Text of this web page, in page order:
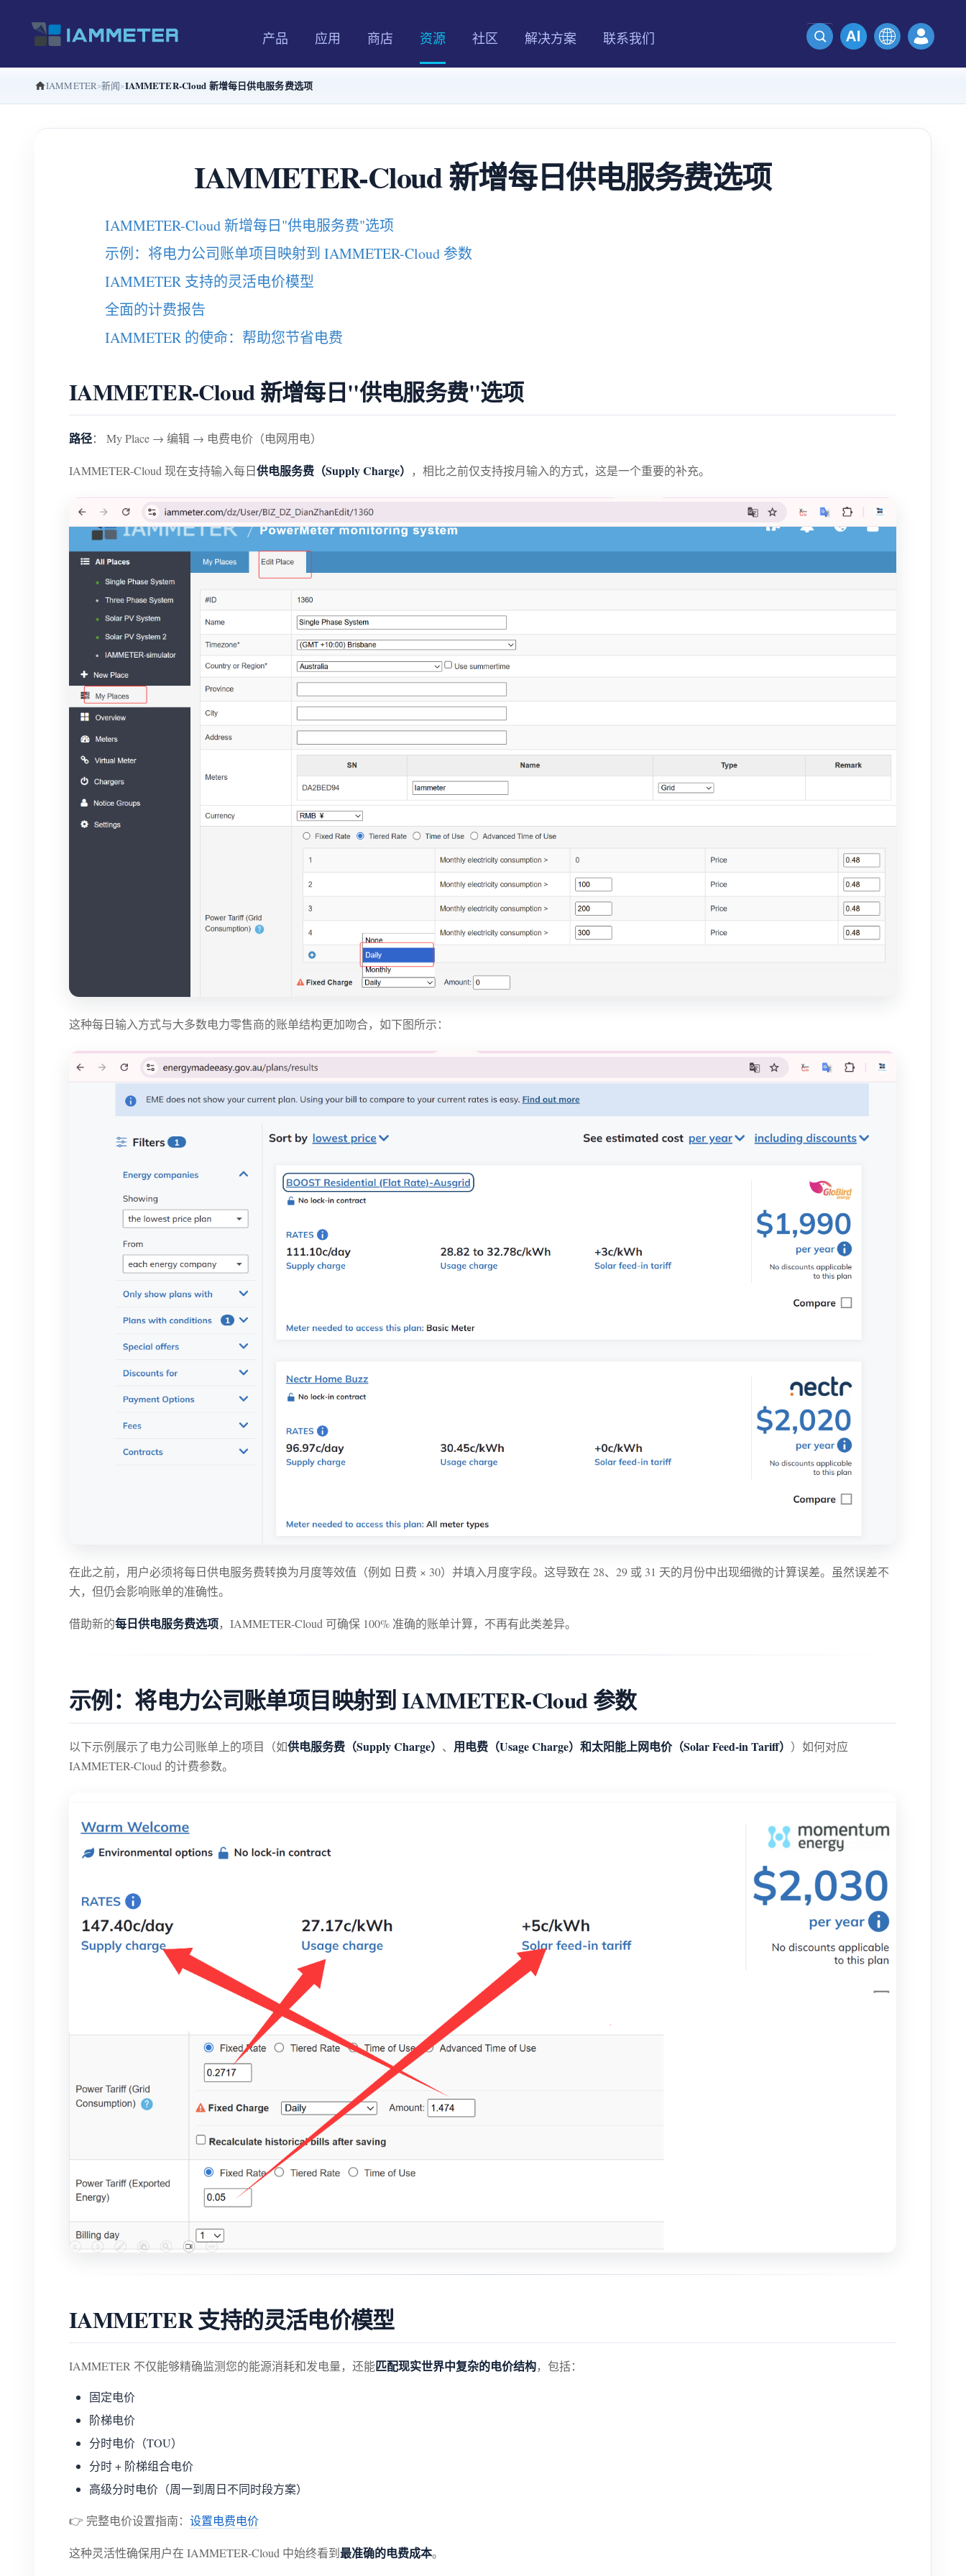
产品 应用 商店 资源 社区 解决方案 联系我们
IAMMETER 新闻 IAMMETER-Cloud 新增每日供电服务费选项
IAMMETER-Cloud 新增每日供电服务费选项
IAMMETER-Cloud 新增每日"供电服务费"选项
示例：将电力公司账单项目映射到 IAMMETER-Cloud 参数
IAMMETER 支持的灵活电价模型
全面的计费报告
IAMMETER 的使命：帮助您节省电费
IAMMETER-Cloud 新增每日"供电服务费"选项
路径： My Place → 编辑 → 电费电价（电网用电）
IAMMETER-Cloud 现在支持输入每日供电服务费（Supply Charge） ，相比之前仅支持按月输入的方式，这是一个重要的补充。
这种每日输入方式与大多数电力零售商的账单结构更加吻合，如下图所示：
在此之前，用户必须将每日供电服务费转换为月度等效值（例如 日费 × 30）并填入月度字段。这导致在 28、29 或 31 天的月份中出现细微的计算误差。虽然误差不
大，但仍会影响账单的准确性。
借助新的每日供电服务费选项，IAMMETER-Cloud 可确保 100% 准确的账单计算，不再有此类差异。
示例：将电力公司账单项目映射到 IAMMETER-Cloud 参数
以下示例展示了电力公司账单上的项目（如供电服务费（Supply Charge） 、 用电费（Usage Charge） 和太阳能上网电价（Solar Feed-in Tariff） ）如何对应
IAMMETER-Cloud 的计费参数。
IAMMETER 支持的灵活电价模型
IAMMETER 不仅能够精确监测您的能源消耗和发电量，还能匹配现实世界中复杂的电价结构，包括：
固定电价
阶梯电价
分时电价（TOU）
分时 + 阶梯组合电价
高级分时电价（周一到周日不同时段方案）
👉 完整电价设置指南： 设置电费电价
这种灵活性确保用户在 IAMMETER-Cloud 中始终看到最准确的电费成本。